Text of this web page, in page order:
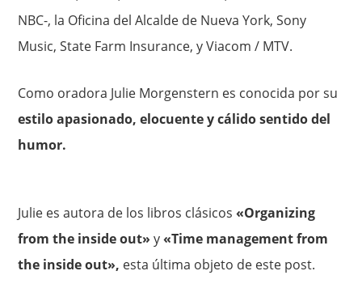
NBC-, la Oficina del Alcalde de Nueva York, Sony
Music, State Farm Insurance, y Viacom / MTV.
Como oradora Julie Morgenstern es conocida por su
estilo apasionado, elocuente y cálido sentido del
humor.
Julie es autora de los libros clásicos«Organizing
from the inside out» y«Time management from
the inside out», esta última objeto de este post.